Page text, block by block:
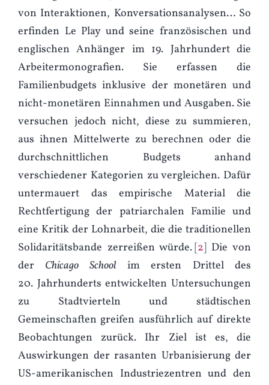
von Interaktionen, Konversationsanalysen… So
erfinden Le Play und seine französischen und
englischen Anhänger im 19. Jahrhundert die
Arbeitermonografien. Sie erfassen die
Familienbudgets inklusive der monetären und
nicht-monetären Einnahmen und Ausgaben. Sie
versuchen jedoch nicht, diese zu summieren,
aus ihnen Mittelwerte zu berechnen oder die
durchschnittlichen Budgets anhand
verschiedener Kategorien zu vergleichen. Dafür
untermauert das empirische Material die
Rechtfertigung der patriarchalen Familie und
eine Kritik der Lohnarbeit, die die traditionellen
Solidaritätsbande zerreißen würde. 2 Die von
der Chicago School im ersten Drittel des
20. Jahrhunderts entwickelten Untersuchungen
zu Stadtvierteln und städtischen
Gemeinschaften greifen ausführlich auf direkte
Beobachtungen zurück. Ihr Ziel ist es, die
Auswirkungen der rasanten Urbanisierung der
US-amerikanischen Industriezentren und den